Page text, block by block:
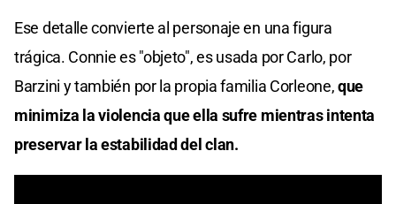
Ese detalle convierte al personaje en una figura
trágica. Connie es "objeto", es usada por Carlo, por
Barzini y también por la propia familia Corleone,que
minimiza la violencia que ella sufre mientras intenta
preservar la estabilidad del clan.